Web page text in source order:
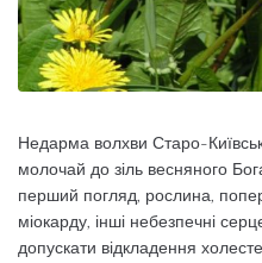
Недарма волхви Старо-
молочай до зіль весняного
перший погляд, рослина,
міокарду, інші небезпечні
допускати відкладення